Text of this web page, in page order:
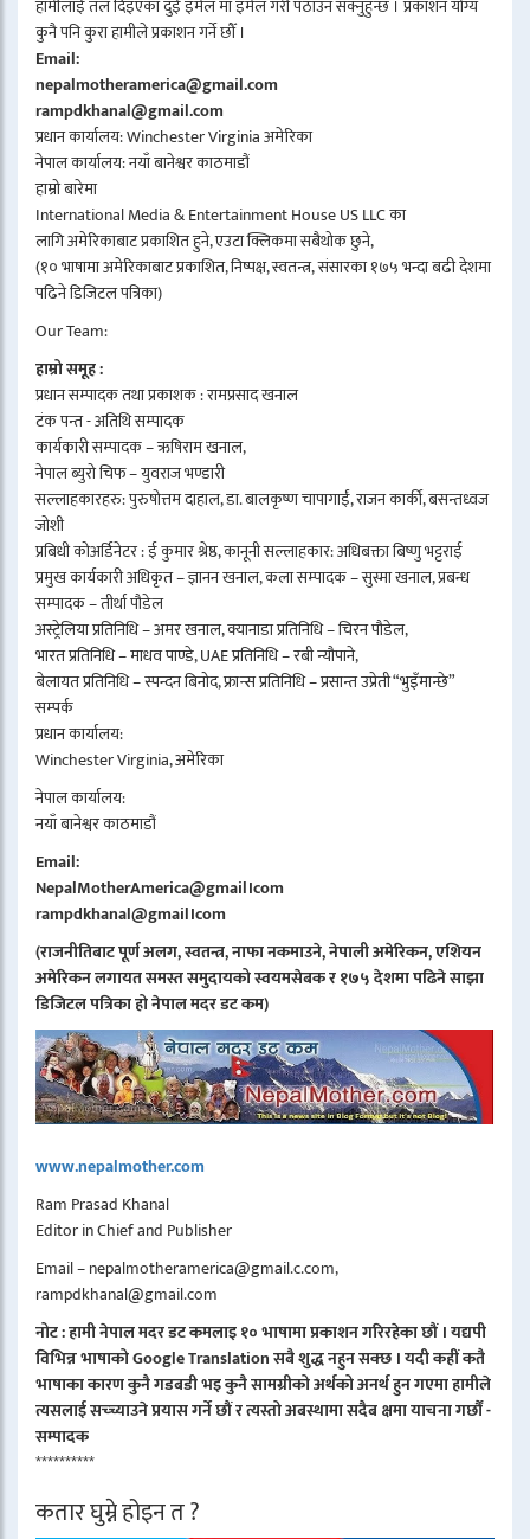
हामीलाई तल दिइएका दुई इमेल मा इमेल गरी पठाउन सक्नुहुन्छ । प्रकाशन योग्य
कुनै पनि कुरा हामीले प्रकाशन गर्ने छौँ ।
Email:
nepalmotheramerica@gmail.com
rampdkhanal@gmail.com
प्रधान कार्यालय: Winchester Virginia अमेरिका
नेपाल कार्यालय: नयाँ बानेश्वर काठमाडौं
हाम्रो बारेमा
International Media & Entertainment House US LLC का
लागि अमेरिकाबाट प्रकाशित हुने, एउटा क्लिकमा सबैथोक छुने,
(१० भाषामा अमेरिकाबाट प्रकाशित, निष्पक्ष, स्वतन्त्र, संसारका १७५ भन्दा बढी देशमा
पढिने डिजिटल पत्रिका)
Our Team:
हाम्रो समूह :
प्रधान सम्पादक तथा प्रकाशक : रामप्रसाद खनाल
टंक पन्त - अतिथि सम्पादक
कार्यकारी सम्पादक – ऋषिराम खनाल,
नेपाल ब्युरो चिफ – युवराज भण्डारी
सल्लाहकारहरु: पुरुषोत्तम दाहाल, डा. बालकृष्ण चापागाईं, राजन कार्की, बसन्तध्वज
जोशी
प्रबिधी कोअर्डिनेटर : ई कुमार श्रेष्ठ, कानूनी सल्लाहकार: अधिबक्ता बिष्णु भट्टराई
प्रमुख कार्यकारी अधिकृत – ज्ञानन खनाल, कला सम्पादक – सुस्मा खनाल, प्रबन्ध
सम्पादक – तीर्था पौडेल
अस्ट्रेलिया प्रतिनिधि – अमर खनाल, क्यानाडा प्रतिनिधि – चिरन पौडेल,
भारत प्रतिनिधि – माधव पाण्डे, UAE प्रतिनिधि – रबी न्यौपाने,
बेलायत प्रतिनिधि – स्पन्दन बिनोद, फ्रान्स प्रतिनिधि – प्रसान्त उप्रेती “भुइँमान्छे”
सम्पर्क
प्रधान कार्यालय:
Winchester Virginia, अमेरिका
नेपाल कार्यालय:
नयाँ बानेश्वर काठमाडौं
Email:
NepalMotherAmerica@gmail।com
rampdkhanal@gmail।com
(राजनीतिबाट पूर्ण अलग, स्वतन्त्र, नाफा नकमाउने, नेपाली अमेरिकन, एशियन
अमेरिकन लगायत समस्त समुदायको स्वयमसेबक र १७५ देशमा पढिने साझा
डिजिटल पत्रिका हो नेपाल मदर डट कम)
www.nepalmother.com
Ram Prasad Khanal
Editor in Chief and Publisher
Email – nepalmotheramerica@gmail.c.com,
rampdkhanal@gmail.com
नोट : हामी नेपाल मदर डट कमलाइ १० भाषामा प्रकाशन गरिरहेका छौं । यद्यपी
विभिन्न भाषाको Google Translation सबै शुद्ध नहुन सक्छ । यदी कहीं कतै
भाषाका कारण कुनै गडबडी भइ कुनै सामग्रीको अर्थको अनर्थ हुन गएमा हामीले
त्यसलाई सच्च्याउने प्रयास गर्ने छौं र त्यस्तो अबस्थामा सदैब क्षमा याचना गर्छौं -
सम्पादक
**********
कतार घुम्ने होइन त ?